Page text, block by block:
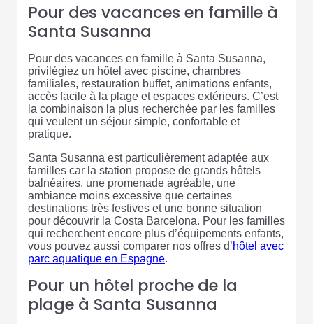
Pour des vacances en famille à
Santa Susanna
Pour des vacances en famille à Santa Susanna,
privilégiez un hôtel avec piscine, chambres
familiales, restauration buffet, animations enfants,
accès facile à la plage et espaces extérieurs. C’est
la combinaison la plus recherchée par les familles
qui veulent un séjour simple, confortable et
pratique.
Santa Susanna est particulièrement adaptée aux
familles car la station propose de grands hôtels
balnéaires, une promenade agréable, une
ambiance moins excessive que certaines
destinations très festives et une bonne situation
pour découvrir la Costa Barcelona. Pour les familles
qui recherchent encore plus d’équipements enfants,
vous pouvez aussi comparer nos offres d’hôtel avec
parc aquatique en Espagne.
Pour un hôtel proche de la
plage à Santa Susanna